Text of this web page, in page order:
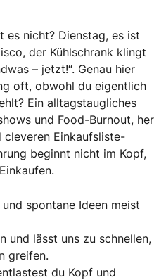
es nicht? Dienstag, es ist
der Kühlschrank klingt
– jetzt!“. Genau hier
oft, obwohl du eigentlich
Ein alltagstaugliches
und Food-Burnout, her
cleveren Einkaufsliste-
beginnt nicht im Kopf,
spontane Ideen meist
und lässt uns zu schnellen,
greifen.
du Kopf und